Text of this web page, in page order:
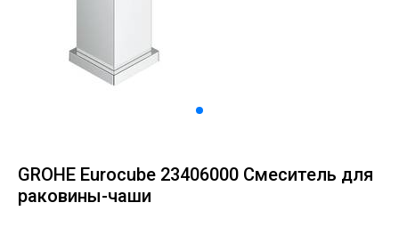
GROHE Eurocube 23406000 Смеситель для
раковины-чаши